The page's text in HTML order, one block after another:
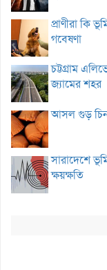
প্রাণীরা কি
গবেষণা
চট্টগ্রাম
জ্যামের শহর
আসল গুড়
সারাদেশে
ক্ষয়ক্ষতি